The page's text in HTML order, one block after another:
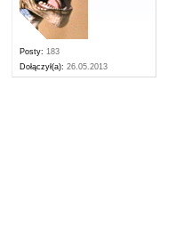
Posty: 183
Dołączył(a): 26.05.2013